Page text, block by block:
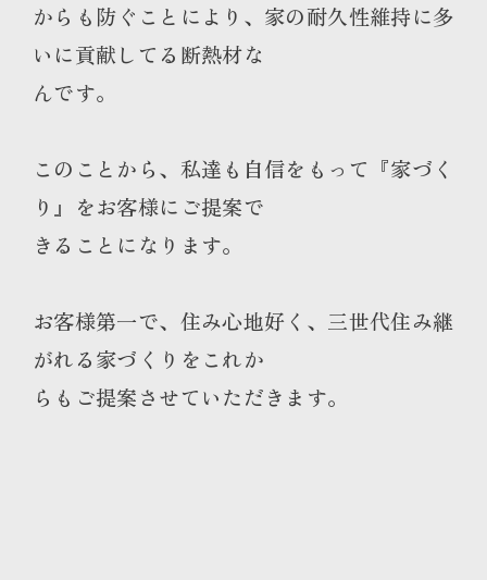
からも防ぐことにより、家の耐久性維持に多
いに貢献してる断熱材な
んです。
このことから、私達も自信をもって『家づく
り』をお客様にご提案で
きることになります。
お客様第一で、住み心地好く、三世代住み継
がれる家づくりをこれか
らもご提案させていただきます。